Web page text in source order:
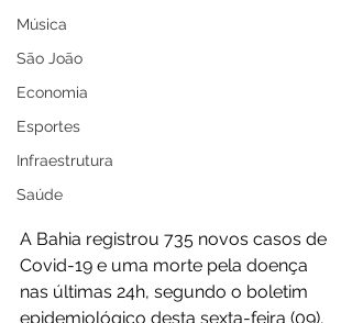
Música
São João
Economia
Esportes
Infraestrutura
Saúde
A Bahia registrou 735 novos casos de
Covid-19 e uma morte pela doença
nas últimas 24h, segundo o boletim
epidemiológico desta sexta-feira (09),